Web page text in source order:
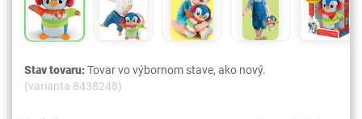
Stav tovaru:Tovar vo výbornom stave, ako nový.
(varianta 8438248)